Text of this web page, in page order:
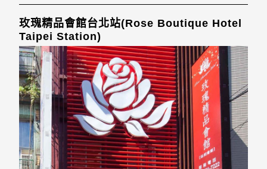
玫瑰精品會館台北站(Rose Boutique Hotel
Taipei Station)